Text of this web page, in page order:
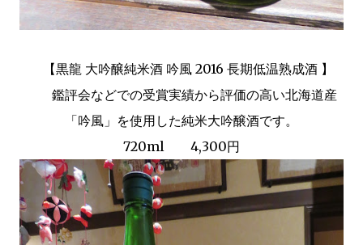
【黒龍 大吟醸純米酒 吟風 2016 長期低温熟成酒 】
鑑評会などでの受賞実績から評価の高い北海道産
「吟風」を使用した純米大吟醸酒です。
720ml 4,300円